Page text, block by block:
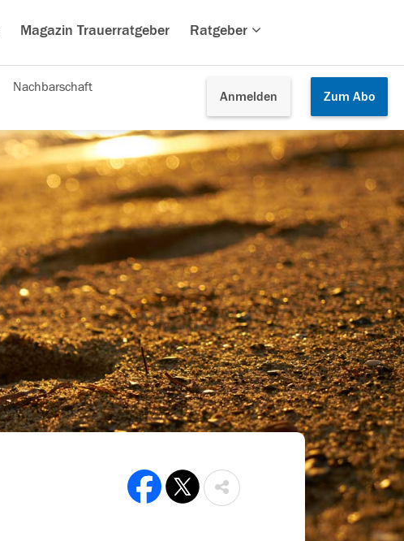
Magazin Trauerratgeber Ratgeber
Anmelden Zum Abo
Nachbarschaft